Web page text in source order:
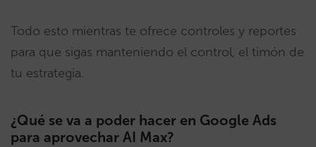
Todo esto mientras te ofrece controles y reportes
para que sigas manteniendo el control, el timón de
tu estrategia.
¿Qué se va a poder hacer en Google Ads
para aprovechar AI Max?